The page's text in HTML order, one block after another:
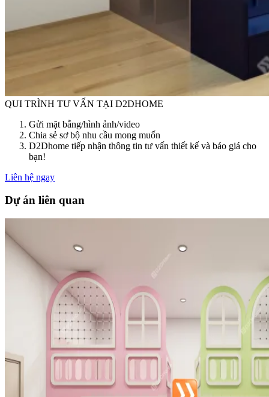
QUI TRÌNH TƯ VẤN TẠI D2DHOME
Gửi mặt bằng/hình ảnh/video
Chia sẻ sơ bộ nhu cầu mong muốn
D2Dhome tiếp nhận thông tin tư vấn thiết kế và báo giá cho
bạn!
Liên hệ ngay
Dự án liên quan